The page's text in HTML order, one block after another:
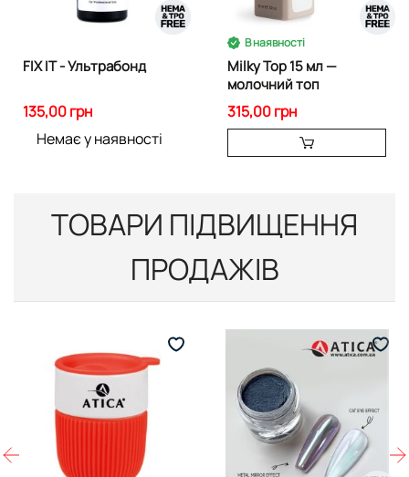
FIX IT - Ультрабонд
135,00 грн
Немає у наявності
В наявності
Milky Top 15 мл —
молочний топ
315,00 грн
ТОВАРИ ПІДВИЩЕННЯ
ПРОДАЖІВ